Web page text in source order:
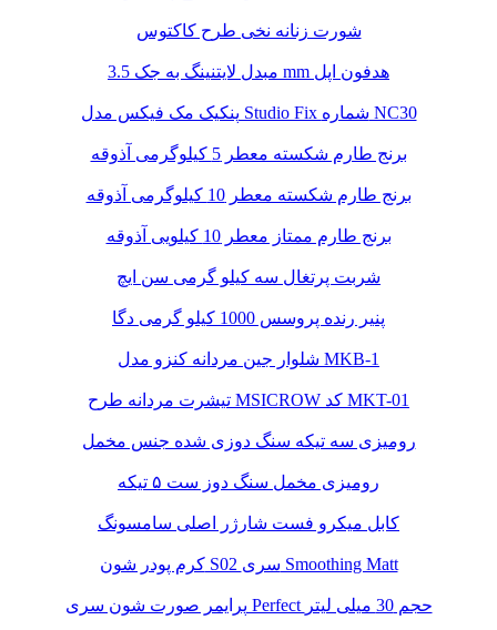
شورت زنانه نخی طرح کاکتوس
مبدل لایتنینگ به جک 3.5 mm هدفون اپل
پنکیک مک فیکس مدل Studio Fix شماره NC30
برنج طارم شکسته معطر 5 کیلوگرمی آذوقه
برنج طارم شکسته معطر 10 کیلوگرمی آذوقه
برنج طارم ممتاز معطر 10 کیلویی آذوقه
شربت پرتغال سه کیلو گرمی سن ایچ
پنیر رنده پروسس 1000 کیلو گرمی دگا
شلوار جین مردانه کنزو مدل MKB-1
تیشرت مردانه طرح MSICROW کد MKT-01
رومیزی سه تیکه سنگ دوزی شده جنس مخمل
رومیزی مخمل سنگ دوز ست ۵ تیکه
کابل میکرو فست شارژر اصلی سامسونگ
کرم پودر شون S02 سری Smoothing Matt
پرایمر صورت شون سری Perfect حجم 30 میلی لیتر